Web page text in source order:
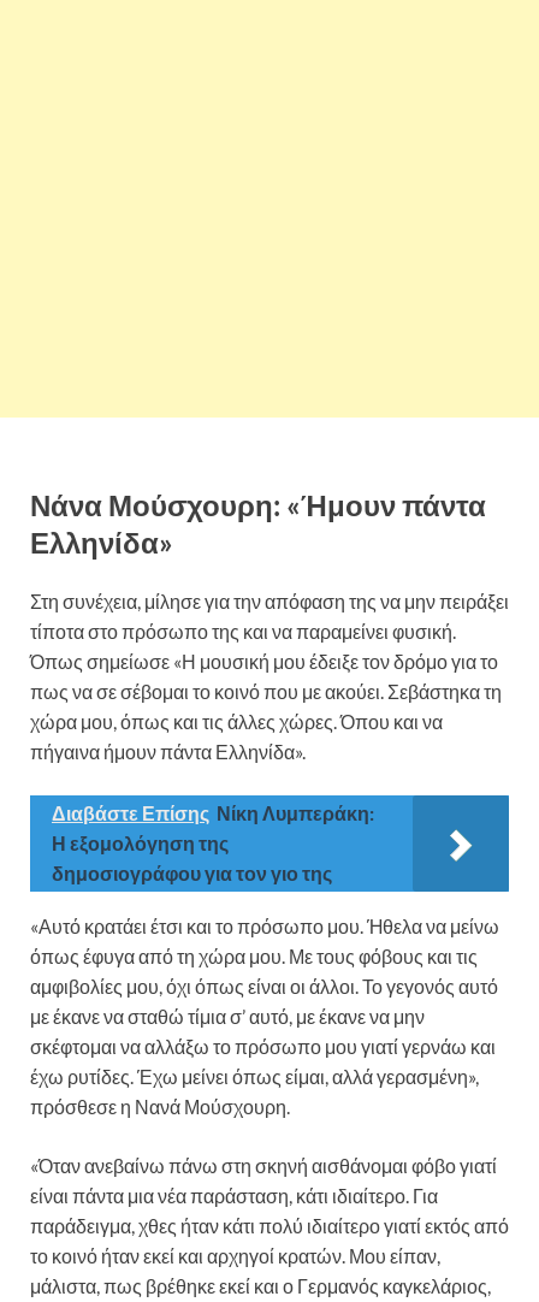
Νάνα Μούσχουρη: «Ήμουν πάντα
Ελληνίδα»
Στη συνέχεια, μίλησε για την απόφαση της να μην πειράξει
τίποτα στο πρόσωπο της και να παραμείνει φυσική.
Όπως σημείωσε «Η μουσική μου έδειξε τον δρόμο για το
πως να σε σέβομαι το κοινό που με ακούει. Σεβάστηκα τη
χώρα μου, όπως και τις άλλες χώρες. Όπου και να
πήγαινα ήμουν πάντα Ελληνίδα».
Διαβάστε Επίσης Νίκη Λυμπεράκη:
Η εξομολόγηση της
δημοσιογράφου για τον γιο της
«Αυτό κρατάει έτσι και το πρόσωπο μου. Ήθελα να μείνω
όπως έφυγα από τη χώρα μου. Με τους φόβους και τις
αμφιβολίες μου, όχι όπως είναι οι άλλοι. Το γεγονός αυτό
με έκανε να σταθώ τίμια σ’ αυτό, με έκανε να μην
σκέφτομαι να αλλάξω το πρόσωπο μου γιατί γερνάω και
έχω ρυτίδες. Έχω μείνει όπως είμαι, αλλά γερασμένη»,
πρόσθεσε η Νανά Μούσχουρη.
«Όταν ανεβαίνω πάνω στη σκηνή αισθάνομαι φόβο γιατί
είναι πάντα μια νέα παράσταση, κάτι ιδιαίτερο. Για
παράδειγμα, χθες ήταν κάτι πολύ ιδιαίτερο γιατί εκτός από
το κοινό ήταν εκεί και αρχηγοί κρατών. Μου είπαν,
μάλιστα, πως βρέθηκε εκεί και ο Γερμανός καγκελάριος,